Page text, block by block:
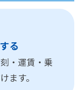
る
・運賃・乗
ます。